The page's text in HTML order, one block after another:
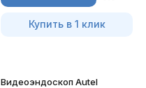
Купить в 1 клик
Видеоэндоскоп Autel